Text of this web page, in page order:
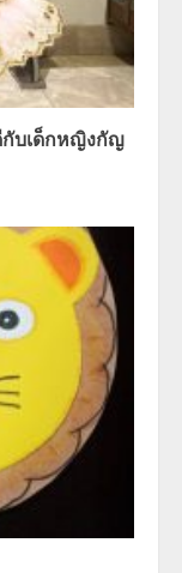
กับเด็กหญิงกัญ